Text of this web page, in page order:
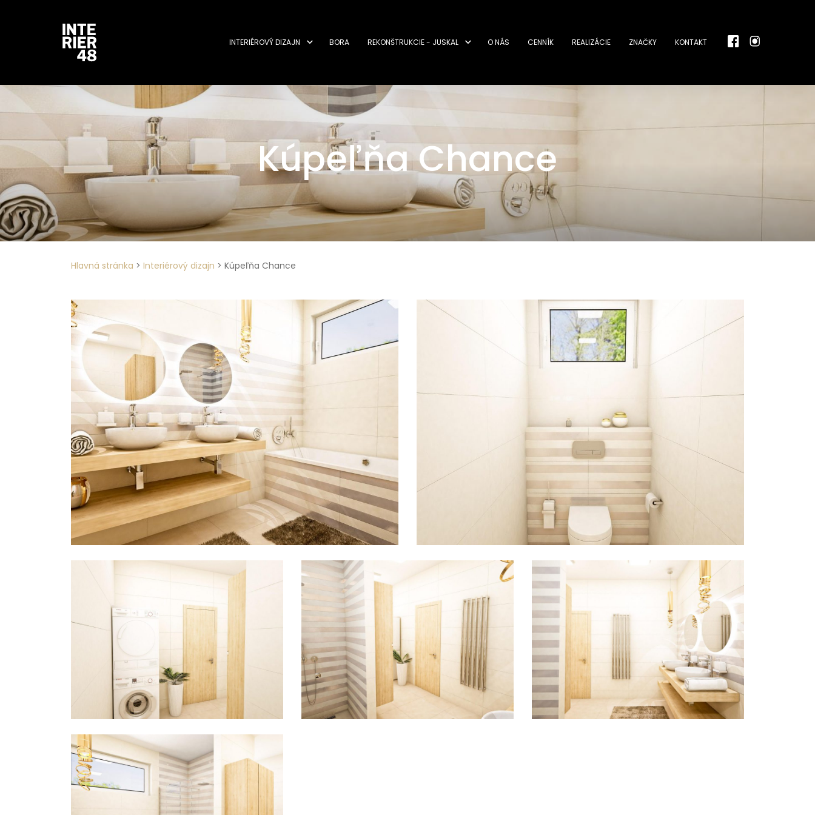
INTERIÉROVÝ DIZAJN BORA REKONŠTRUKCIE - JUSKAL O NÁS CENNÍK REALIZÁCIE ZNAČKY KONTAKT
Kúpeľňa Chance
Hlavná stránka > Interiérový dizajn > Kúpeľňa Chance